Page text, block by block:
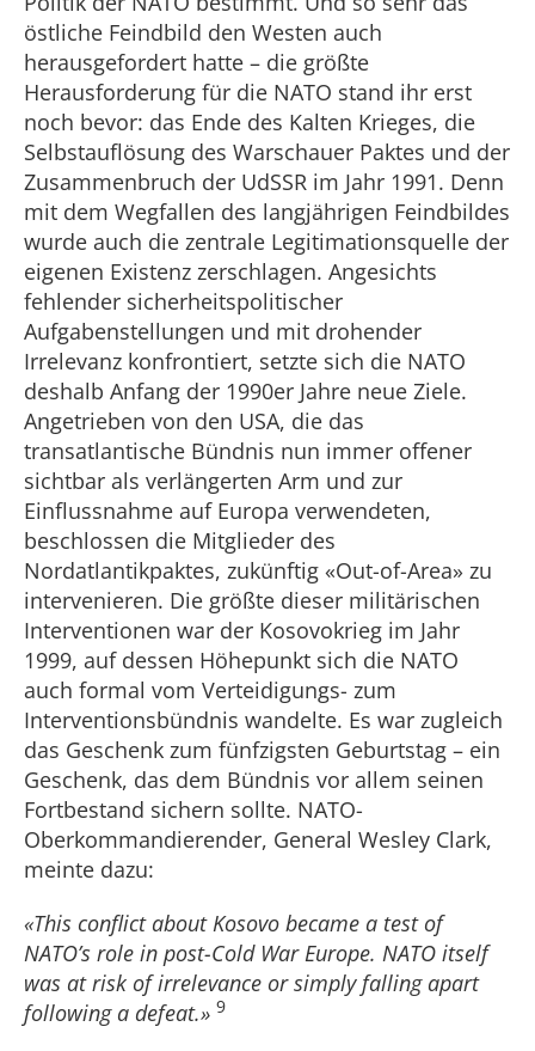
östliche Feindbild den Westen auch
herausgefordert hatte – die größte
Herausforderung für die NATO stand ihr erst
noch bevor: das Ende des Kalten Krieges, die
Selbstauflösung des Warschauer Paktes und der
Zusammenbruch der UdSSR im Jahr 1991. Denn
mit dem Wegfallen des langjährigen Feindbildes
wurde auch die zentrale Legitimationsquelle der
eigenen Existenz zerschlagen. Angesichts
fehlender sicherheitspolitischer
Aufgabenstellungen und mit drohender
Irrelevanz konfrontiert, setzte sich die NATO
deshalb Anfang der 1990er Jahre neue Ziele.
Angetrieben von den USA, die das
transatlantische Bündnis nun immer offener
sichtbar als verlängerten Arm und zur
Einflussnahme auf Europa verwendeten,
beschlossen die Mitglieder des
Nordatlantikpaktes, zukünftig «Out-of-Area» zu
intervenieren. Die größte dieser militärischen
Interventionen war der Kosovokrieg im Jahr
1999, auf dessen Höhepunkt sich die NATO
auch formal vom Verteidigungs- zum
Interventionsbündnis wandelte. Es war zugleich
das Geschenk zum fünfzigsten Geburtstag – ein
Geschenk, das dem Bündnis vor allem seinen
Fortbestand sichern sollte. NATO-
Oberkommandierender, General Wesley Clark,
meinte dazu:
«This conflict about Kosovo became a test of
NATO’s role in post-Cold War Europe. NATO itself
was at risk of irrelevance or simply falling apart
following a defeat.» 9